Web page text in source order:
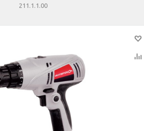
211.1.1.00